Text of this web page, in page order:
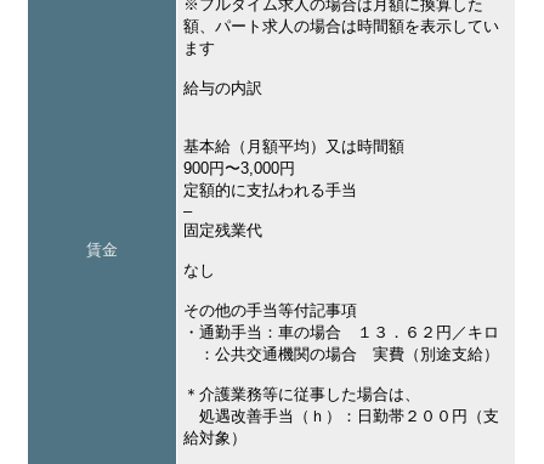
賃金
※フルタイム求人の場合は月額に換算した
額、パート求人の場合は時間額を表示してい
ます
給与の内訳
基本給（月額平均）又は時間額
900円〜3,000円
定額的に支払われる手当
–
固定残業代
なし
その他の手当等付記事項
・通勤手当：車の場合 １３．６２円／キロ
：公共交通機関の場合 実費（別途支給）
＊介護業務等に従事した場合は、
処遇改善手当（ｈ）：日勤帯２００円（支
給対象）